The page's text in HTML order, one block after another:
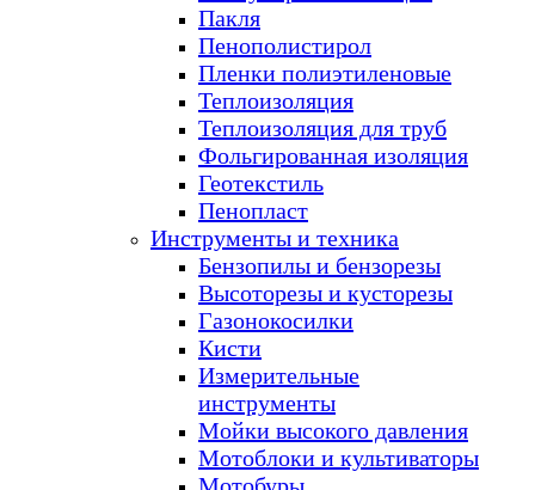
Пакля
Пенополистирол
Пленки полиэтиленовые
Теплоизоляция
Теплоизоляция для труб
Фольгированная изоляция
Геотекстиль
Пенопласт
Инструменты и техника
Бензопилы и бензорезы
Высоторезы и кусторезы
Газонокосилки
Кисти
Измерительные
инструменты
Мойки высокого давления
Мотоблоки и культиваторы